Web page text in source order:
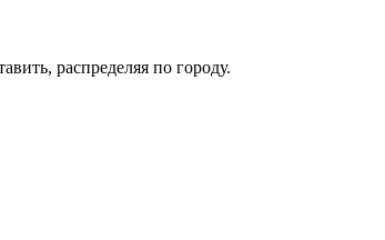
распределяя по городу.